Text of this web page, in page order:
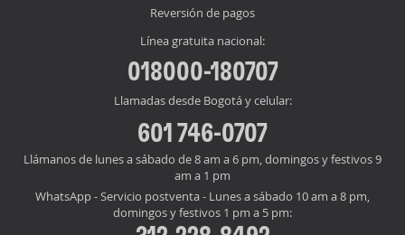
Reversión de pagos
Línea gratuita nacional:
018000-180707
Llamadas desde Bogotá y celular:
601 746-0707
Llámanos de lunes a sábado de 8 am a 6 pm, domingos y festivos 9
am a 1 pm
WhatsApp - Servicio postventa - Lunes a sábado 10 am a 8 pm,
domingos y festivos 1 pm a 5 pm: